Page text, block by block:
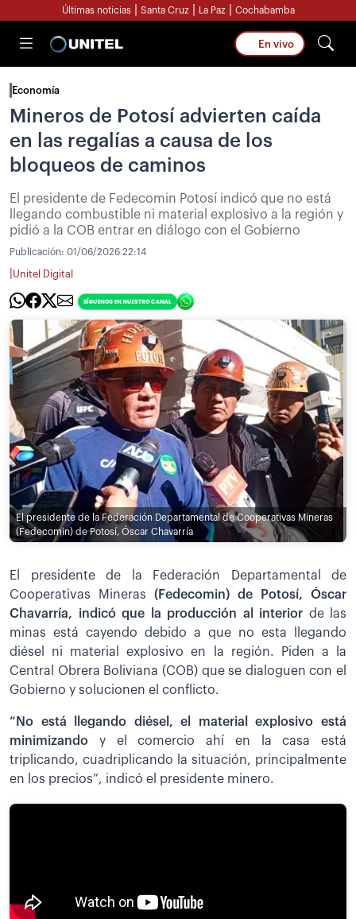
Últimas noticias Santa Cruz La Paz Cochabamba
En vivo
Economía
Mineros de Potosí advierten caída
en las regalías a causa de los
bloqueos de caminos
El presidente de Fedecomin Potosí indicó que no está
llegando combustible ni material explosivo a la región y
pidió a la COB entrar en diálogo con el Gobierno
Publicación: 01/06/2026 22:14
Unitel Digital
El presidente de la Federación Departamental de Cooperativas Mineras
(Fedecomin) de Potosí, Óscar Chavarría
El presidente de la Federación Departamental de
Cooperativas Mineras (Fedecomin) de Potosí, Óscar
Chavarría, indicó que la producción al interior de las
minas está cayendo debido a que no esta llegando
diésel ni material explosivo en la región. Piden a la
Central Obrera Boliviana (COB) que se dialoguen con el
Gobierno y solucionen el conflicto.
“No está llegando diésel, el material explosivo está
minimizando y el comercio ahí en la casa está
triplicando, cuadriplicando la situación, principalmente
en los precios”, indicó el presidente minero.